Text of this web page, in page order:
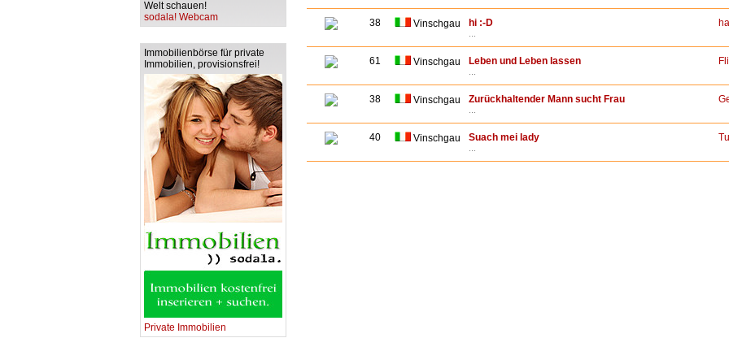
Welt schauen!
sodala! Webcam
Immobilienbörse für private
Immobilien, provisionsfrei!
Private Immobilien
38 Vinschgau hi :-D
61 Vinschgau Leben und Leben lassen
38 Vinschgau Zurückhaltender Mann sucht Frau
40 Vinschgau Suach mei lady